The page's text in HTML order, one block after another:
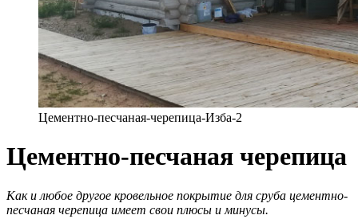
Цементно-песчаная-черепица-Изба-2
Цементно-песчаная черепица
Как и любое другое кровельное покрытие для сруба цементно-
песчаная черепица имеет свои плюсы и минусы.